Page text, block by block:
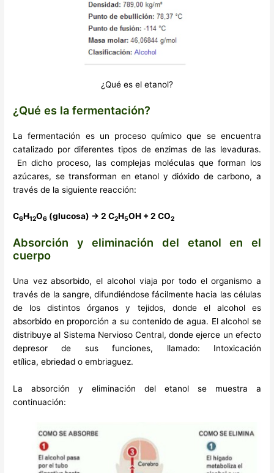
¿Qué es el etanol?
¿Qué es la fermentación?
La fermentación es un proceso químico que se encuentra
catalizado por diferentes tipos de enzimas de las levaduras.
En dicho proceso, las complejas moléculas que forman los
azúcares, se transforman en etanol y dióxido de carbono, a
través de la siguiente reacción:
C6H12O6 (glucosa) → 2 C2H5OH + 2 CO2
Absorción y eliminación del etanol en el
cuerpo
Una vez absorbido, el alcohol viaja por todo el organismo a
través de la sangre, difundiéndose fácilmente hacia las células
de los distintos órganos y tejidos, donde el alcohol es
absorbido en proporción a su contenido de agua. El alcohol se
distribuye al Sistema Nervioso Central, donde ejerce un efecto
depresor de sus funciones, llamado: Intoxicación
etílica, ebriedad o embriaguez.
La absorción y eliminación del etanol se muestra a
continuación: